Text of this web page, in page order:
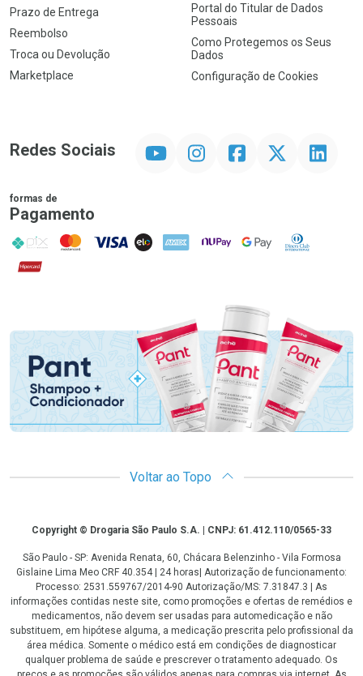
Prazo de Entrega
Reembolso
Troca ou Devolução
Marketplace
Portal do Titular de Dados
Pessoais
Como Protegemos os Seus
Dados
Configuração de Cookies
Redes Sociais InstagramFacebookTwitter Linkedin
formas de
Pagamento
PIX MasterCard
VISA ELO AMEX NuPay Google PayDiners Club
Hipercard
Voltar ao Topo
CopyrightCopyright © Drogaria São Paulo S.A. | CNPJ: 61.412.110/0565-33
São Paulo - SP: Avenida Renata, 60, Chácara Belenzinho - Vila Formosa
Gislaine Lima Meo CRF 40.354 | 24 horas| Autorização de funcionamento:
Processo: 2531.559767/2014-90 Autorização/MS: 7.31847.3 | As
informações contidas neste site, como promoções e ofertas de remédios e
medicamentos, não devem ser usadas para automedicação e não
substituem, em hipótese alguma, a medicação prescrita pelo profissional da
área médica. Somente o médico está em condições de diagnosticar
qualquer problema de saúde e prescrever o tratamento adequado. Os